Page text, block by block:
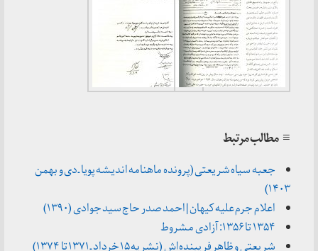
≡ مطالب مرتبط
جعبه سیاه شریعتی (پرونده ماهنامه اندیشه پویا ـ دی و بهمن
۱۴۰۳)
اعلام جرم علیه کیهان | احمد صدر حاج سید جوادی (۱۳۹۰)
۱۳۵۴ تا ۱۳۵۶: آزادی مشروط
شریعتی و ظاهر فریبنده‌اش (نشریه ۱۵ خرداد ـ ۱۳۷۱ تا ۱۳۷۴)